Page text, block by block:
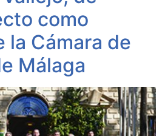
como
la Cámara de
Málaga